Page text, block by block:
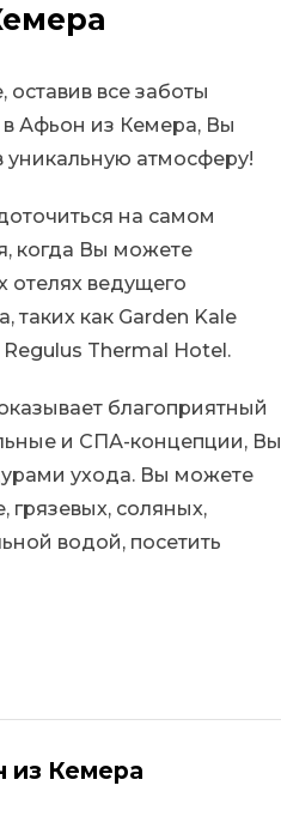
все заботы
Афьон из Кемера, Вы
уникальную атмосферу!
на самом
когда Вы можете
отелях ведущего
таких как Garden Kale
Thermal Hotel.
благоприятный
и СПА-концепции, Вы
ухода. Вы можете
грязевых, соляных,
водой, посетить
из Кемера